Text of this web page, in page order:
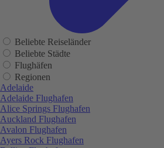
Beliebte Reiseländer
Beliebte Städte
Flughäfen
Regionen
Adelaide
Adelaide Flughafen
Alice Springs Flughafen
Auckland Flughafen
Avalon Flughafen
Ayers Rock Flughafen